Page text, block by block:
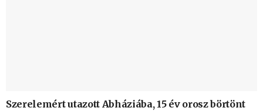
Szerelemért utazott Abháziába, 15 év orosz börtönt